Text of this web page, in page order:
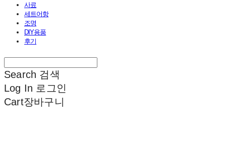
사료
세트어항
조명
DIY용품
후기
Search 검색
Log In 로그인
Cart장바구니